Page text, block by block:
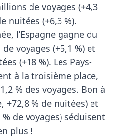
de voyages (+4,3
nuitées (+6,3 %).
, l’Espagne gagne du
voyages (+5,1 %) et
(+18 %). Les Pays-
à la troisième place,
% des voyages. Bon à
+72,8 % de nuitées) et
% de voyages) séduisent
plus !